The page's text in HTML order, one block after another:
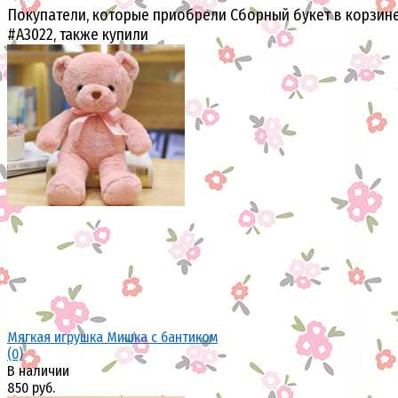
Покупатели, которые приобрели Сборный букет в
#A3022, также купили
Мягкая игрушка Мишка с бантиком
(0)
В наличии
850 руб.